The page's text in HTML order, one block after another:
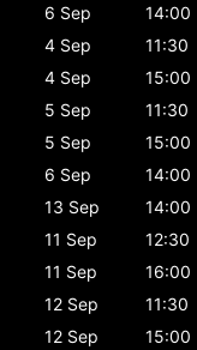
6 Sep
14:00
4 Sep
11:30
4 Sep
15:00
5 Sep
11:30
5 Sep
15:00
6 Sep
14:00
13 Sep
14:00
11 Sep
12:30
11 Sep
16:00
12 Sep
11:30
12 Sep
15:00